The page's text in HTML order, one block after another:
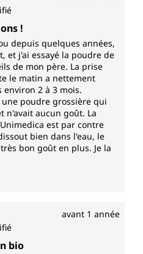
étoiles
!
depuis quelques années,
et j'ai essayé la poudre de
de mon père. La prise
le matin a nettement
2 à 3 mois.
une poudre grossière qui
n'avait aucun goût. La
est par contre
bien dans l'eau, le
bon goût en plus. Je la
avant 1 année
étoiles
bio